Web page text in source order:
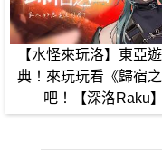
【水怪來玩洛】東亞
典！來玩玩看《歸宿之
吧！【深洛Raku】